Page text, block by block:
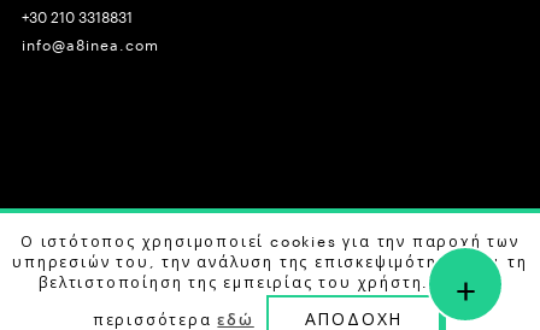
+30 210 3318831
info@a8inea.com
COPYRIGHT © 2026 αθηΝΕΑ, ALL RIGHTS RESERVED.
DESIGN BY G DESIGN STUDIO. DEVELOPED BYB LABS
Ο ιστότοπος χρησιμοποιεί cookies για την παροχή των
υπηρεσιών του, την ανάλυση της επισκεψιμότητας και τη
βελτιστοποίηση της εμπειρίας του χρήστη. Μάθετε
περισσότεραεδώ ΑΠΟΔΟΧΗ
+